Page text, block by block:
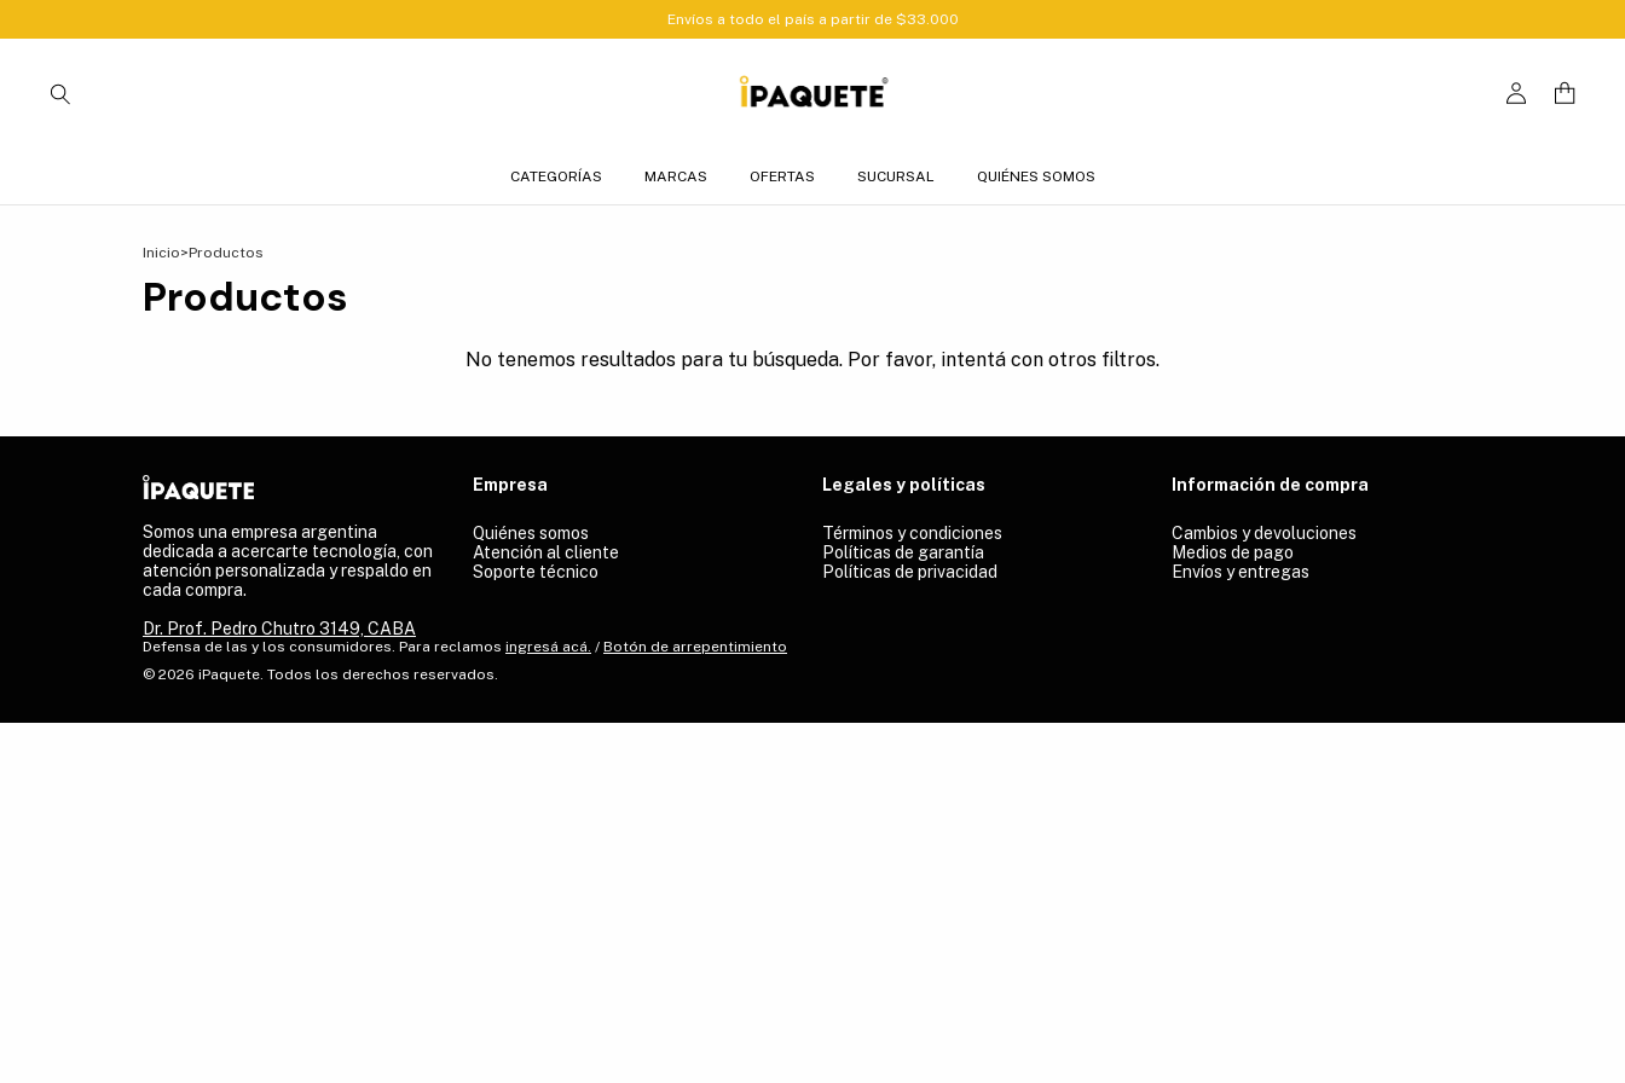
Envíos a todo el país a partir de $33.000
CATEGORÍAS MARCAS OFERTAS SUCURSAL QUIÉNES SOMOS
Inicio>Productos
Productos
No tenemos resultados para tu búsqueda. Por favor, intentá con otros filtros.
Somos una empresa argentina
dedicada a acercarte tecnología, con
atención personalizada y respaldo en
cada compra.
Dr. Prof. Pedro Chutro 3149, CABA
Empresa
Quiénes somos
Atención al cliente
Soporte técnico
Legales y políticas
Términos y condiciones
Políticas de garantía
Políticas de privacidad
Información de compra
Cambios y devoluciones
Medios de pago
Envíos y entregas
Defensa de las y los consumidores. Para reclamos ingresá acá. / Botón de arrepentimiento